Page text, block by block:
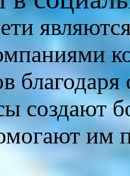
создают
им